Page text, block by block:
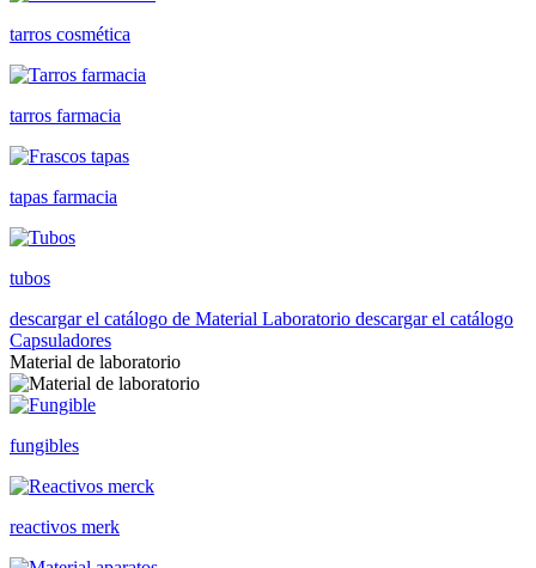
tarros cosmética
tarros farmacia
tapas farmacia
tubos
descargar el catálogo de Material Laboratorio descargar el catálogo
Capsuladores
Material de laboratorio
fungibles
reactivos merk